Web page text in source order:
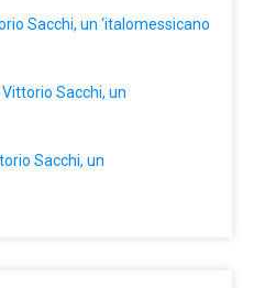
Sacchi, un ‘italomessicano
Sacchi, un
Sacchi, un